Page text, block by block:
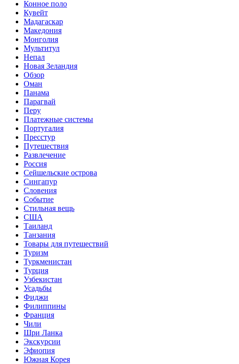
Конное поло
Кувейт
Мадагаскар
Македония
Монголия
Мультитул
Непал
Новая Зеландия
Обзор
Оман
Панама
Парагвай
Перу
Платежные системы
Португалия
Пресстур
Путешествия
Развлечение
Россия
Сейшельские острова
Сингапур
Словения
Событие
Стильная вещь
США
Таиланд
Танзания
Товары для путешествий
Туризм
Туркменистан
Турция
Узбекистан
Усадьбы
Фиджи
Филиппины
Франция
Чили
Шри Ланка
Экскурсии
Эфиопия
Южная Корея